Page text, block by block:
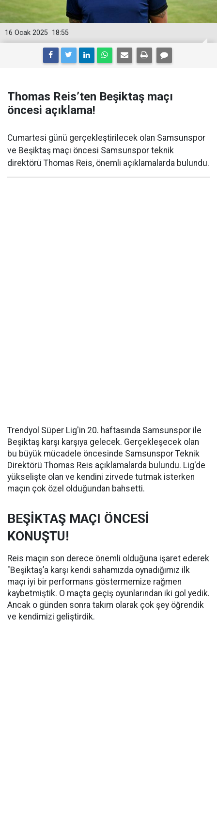
18:55
16 Ocak 2025
Thomas Reis’ten Beşiktaş maçı
öncesi açıklama!
Cumartesi günü gerçekleştirilecek olan Samsunspor
ve Beşiktaş maçı öncesi Samsunspor teknik
direktörü Thomas Reis, önemli açıklamalarda bulundu.
Trendyol Süper Lig'in 20. haftasında Samsunspor ile
Beşiktaş karşı karşıya gelecek. Gerçekleşecek olan
bu büyük mücadele öncesinde Samsunspor Teknik
Direktörü Thomas Reis açıklamalarda bulundu. Lig'de
yükselişte olan ve kendini zirvede tutmak isterken
maçın çok özel olduğundan bahsetti.
BEŞİKTAŞ MAÇI ÖNCESİ
KONUŞTU!
Reis maçın son derece önemli olduğuna işaret ederek
"Beşiktaş’a karşı kendi sahamızda oynadığımız ilk
maçı iyi bir performans göstermemize rağmen
kaybetmiştik. O maçta geçiş oyunlarından iki gol yedik.
Ancak o günden sonra takım olarak çok şey öğrendik
ve kendimizi geliştirdik.